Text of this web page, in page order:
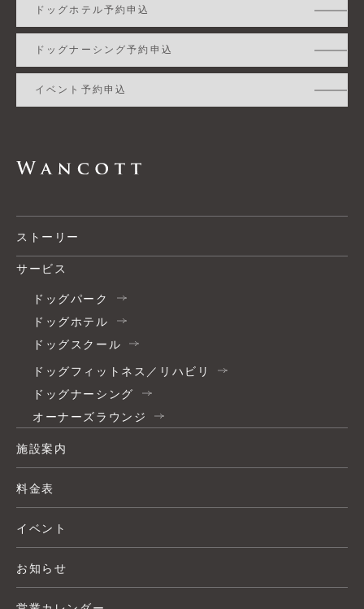
ドッグホテル予約申込
ドッグナーシング予約申込
イベント予約申込
ストーリー
サービス
ドッグパーク
ドッグホテル
ドッグスクール
ドッグフィットネス／リハビリ
ドッグナーシング
オーナーズラウンジ
施設案内
料金表
イベント
お知らせ